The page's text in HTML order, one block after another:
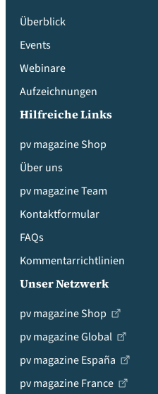
Überblick
Events
Webinare
Aufzeichnungen
Hilfreiche Links
pv magazine Shop
Über uns
pv magazine Team
Kontaktformular
FAQs
Kommentarrichtlinien
Unser Netzwerk
pv magazine Shop
pv magazine Global
pv magazine España
pv magazine France